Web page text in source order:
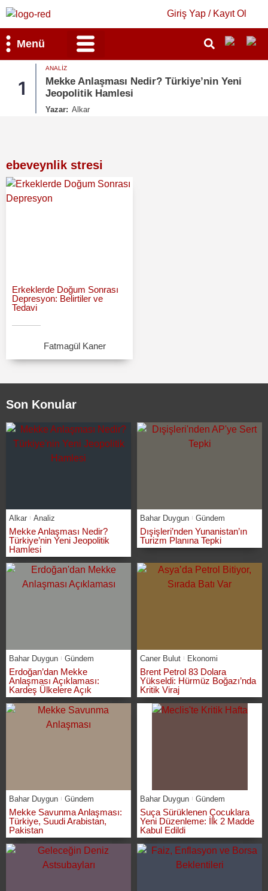
Giriş Yap / Kayıt Ol
Menü
Nedir? Türkiye’nin Yeni
2
Dışişleri’nden
ebeveynlik stresi
Erkeklerde Doğum Sonrası
Depresyon: Belirtiler ve
Tedavi
Fatmagül Kaner
Son Konular
Alkar Analiz
Mekke Anlaşması Nedir?
Türkiye’nin Yeni Jeopolitik
Hamlesi
Bahar Duygun Gündem
Dışişleri’nden Yunanistan’ın
Turizm Planına Tepki
Bahar Duygun Gündem
Erdoğan’dan Mekke
Anlaşması Açıklaması:
Kardeş Ülkelere Açık
Caner Bulut Ekonomi
Brent Petrol 83 Dolara
Yükseldi: Hürmüz Boğazı’nda
Kritik Viraj
Bahar Duygun Gündem
Mekke Savunma Anlaşması:
Türkiye, Suudi Arabistan,
Pakistan
Bahar Duygun Gündem
Suça Sürüklenen Çocuklara
Yeni Düzenleme: İlk 2 Madde
Kabul Edildi